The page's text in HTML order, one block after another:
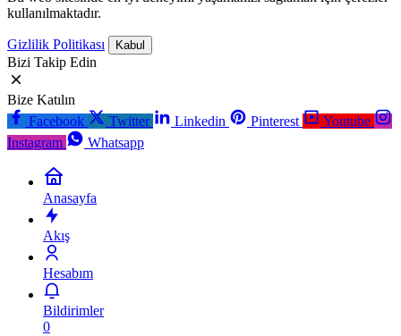
kullanılmaktadır.
Gizlilik Politikası Kabul
Bizi Takip Edin
Bize Katılın
Facebook
Twitter Linkedin Pinterest
Youtube
Instagram
Whatsapp
Anasayfa
Akış
Hesabım
Bildirimler
0